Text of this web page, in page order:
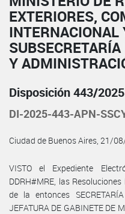
EXTERIORES,
INTERNACIONAL
Y
Disposición 443/2025
DI-2025-443-APN-
Ciudad de Buenos Aires, 21/
VISTO el Expediente
DDRH#MRE, las
de la entonces
JEFATURA DE GABINETE DE